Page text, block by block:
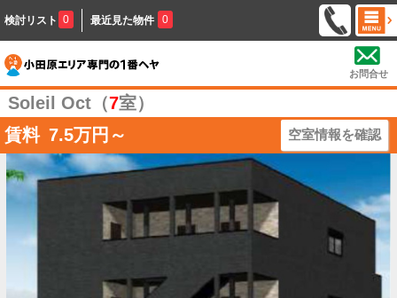
検討リスト 0 最近見た物件 0
お問合せ
Soleil Oct（7室）
賃料 7.5万円～ 空室情報を確認